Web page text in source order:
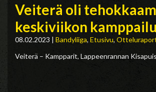
Veiterä oli
keskiviikon
08.02.2023 | Bandyliiga, Etusivu,
Veiterä – Kampparit, Lappeenrannan